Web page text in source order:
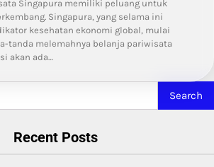
Singapura memiliki peluang untuk
Singapura, yang selama ini
kesehatan ekonomi global, mulai
tanda melemahnya belanja pariwisata
akan ada…
Recent Posts